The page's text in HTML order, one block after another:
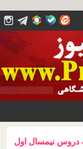
دروس نیمسال اول